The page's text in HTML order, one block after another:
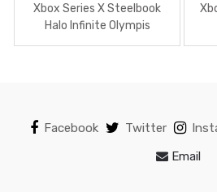
Xbox Series X Steelbook
Halo Infinite Olympis
Facebook Twitter
Email